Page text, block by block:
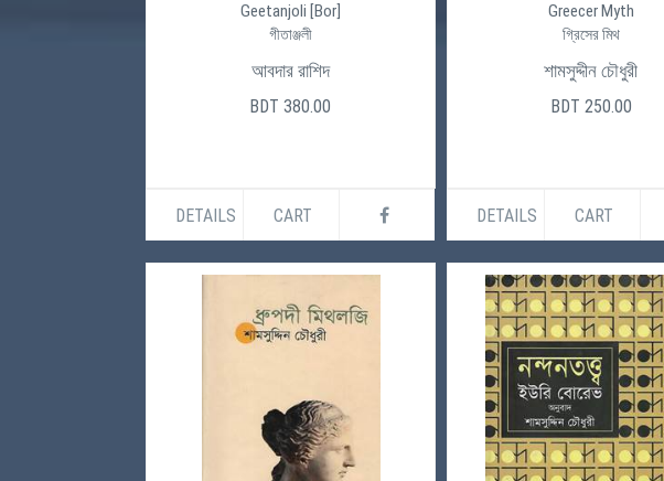
Geetanjoli [Bor]
গীতাঞ্জলী
আবদার রাশিদ
BDT 380.00
DETAILS CART
Greecer Myth
গ্রিসের মিথ
শামসুদ্দীন চৌধুরী
BDT 250.00
DETAILS CART